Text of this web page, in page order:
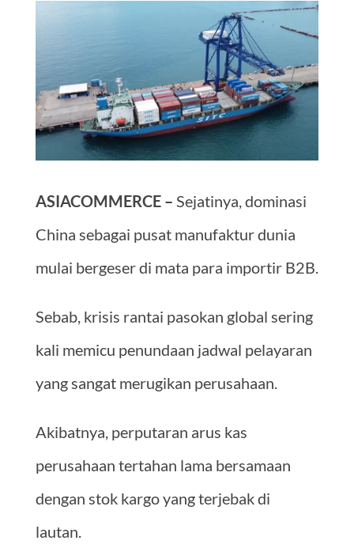
ASIACOMMERCE – Sejatinya, dominasi
China sebagai pusat manufaktur dunia
mulai bergeser di mata para importir B2B.
Sebab, krisis rantai pasokan global sering
kali memicu penundaan jadwal pelayaran
yang sangat merugikan perusahaan.
Akibatnya, perputaran arus kas
perusahaan tertahan lama bersamaan
dengan stok kargo yang terjebak di
lautan.